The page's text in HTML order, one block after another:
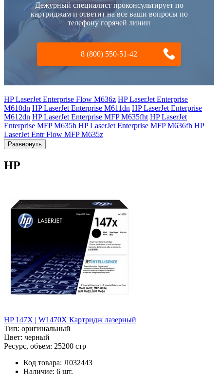
Дежурный специалист проконсультирует по
картриджам и ответит на все ваши вопросы по
телефону горячей линии
8 (800) 550-51-42
HP LaserJet Enterprise Flow M636z HP LaserJet Enterprise
M610dn HP LaserJet Enterprise M611dn HP LaserJet Enterprise
M612dn HP LaserJet Enterprise MFP M635fht HP LaserJet
Enterprise MFP M635h HP LaserJet Enterprise MFP M636fh HP
LaserJet Entr Flow MFP M635z
Развернуть
HP
HP 147X | W1470X Картридж лазерный
Тип: оригинальный
Цвет: черный
Ресурс, объем: 25200 стр
Код товара: Л032443
Наличие: 6 шт.